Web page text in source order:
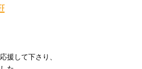
援して下さり、